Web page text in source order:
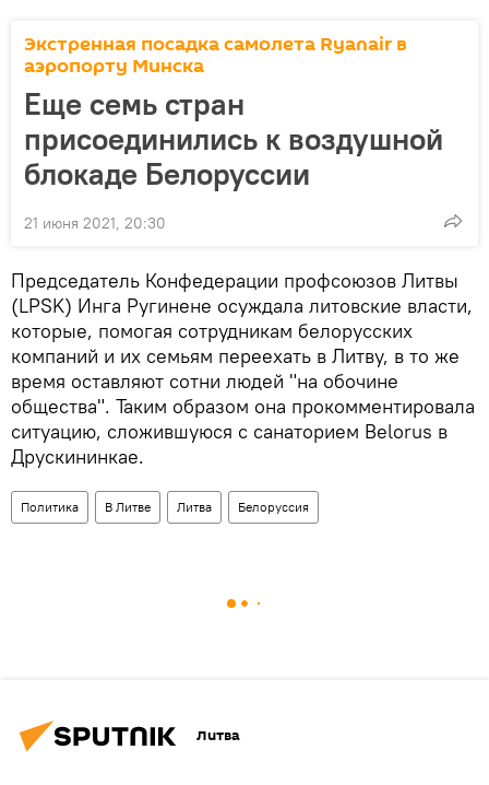
Экстренная посадка самолета Ryanair в
аэропорту Минска
Еще семь стран
присоединились к воздушной
блокаде Белоруссии
21 июня 2021, 20:30
Председатель Конфедерации профсоюзов Литвы
(LPSK) Инга Ругинене осуждала литовские власти,
которые, помогая сотрудникам белорусских
компаний и их семьям переехать в Литву, в то же
время оставляют сотни людей "на обочине
общества". Таким образом она прокомментировала
ситуацию, сложившуюся с санаторием Belorus в
Друскининкае.
Политика В Литве Литва Белоруссия
Литва